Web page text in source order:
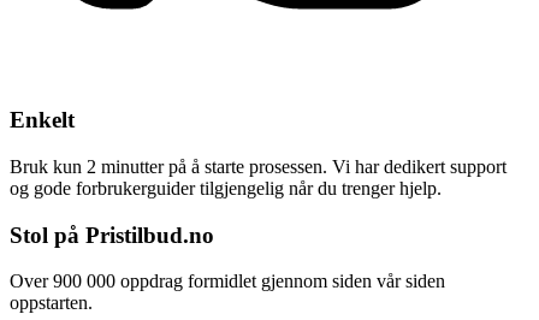
Enkelt
Bruk kun 2 minutter på å starte prosessen. Vi har dedikert support
og gode forbrukerguider tilgjengelig når du trenger hjelp.
Stol på Pristilbud.no
Over 900 000 oppdrag formidlet gjennom siden vår siden
oppstarten.